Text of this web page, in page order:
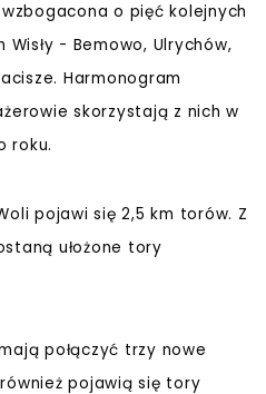
o pięć kolejnych
- Bemowo, Ulrychów,
Harmonogram
skorzystają z nich w
roku.
pojawi się 2,5 km torów. Z
ułożone tory
połączyć trzy nowe
pojawią się tory